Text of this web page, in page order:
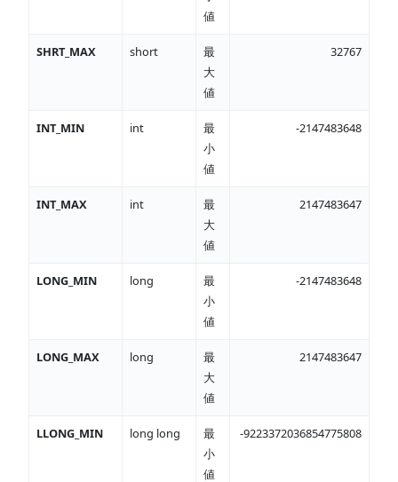
値
SHRT_MAX short
最
大
値
32767
INT_MIN int
最
小
値
-2147483648
INT_MAX int
最
大
値
2147483647
LONG_MIN long
最
小
値
-2147483648
LONG_MAX long
最
大
値
2147483647
LLONG_MIN long long
最
小
値
-9223372036854775808